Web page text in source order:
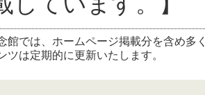
館では、ホームページ掲載分を含め多
は定期的に更新いたします。